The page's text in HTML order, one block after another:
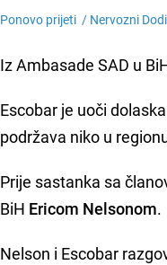
Ponovo prijeti / Nervozni
Iz Ambasade SAD u
Escobar je uoči
podržava niko u
Prije sastanka sa
BiH Ericom Nelsonom.
Nelson i Escobar